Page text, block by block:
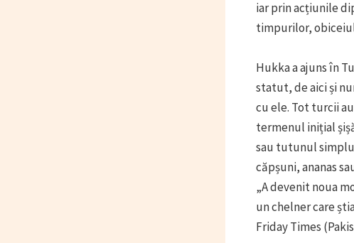
iar prin acțiunile
timpurilor,
Hukka a ajuns în
statut, de aici și
cu ele. Tot turcii
termenul inițial
sau tutunul
căpșuni, ananas
„A devenit noua
un chelner care
Friday Times